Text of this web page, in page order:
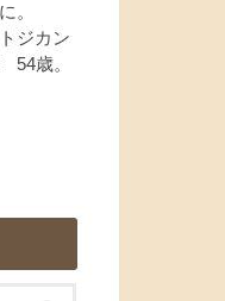
。
ジカン
54歳。